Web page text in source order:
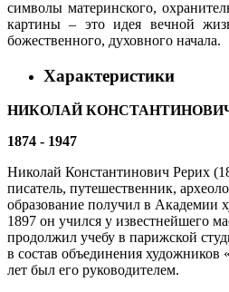
символы материнского,
картины – это идея вечной
божественного, духовного начала.
Характеристики
НИКОЛАЙ
1874 - 1947
Николай Константинович Рерих
писатель, путешественник,
образование получил в Академии
1897 он учился у известнейшего
продолжил учебу в парижской
в состав объединения художников
лет был его руководителем.